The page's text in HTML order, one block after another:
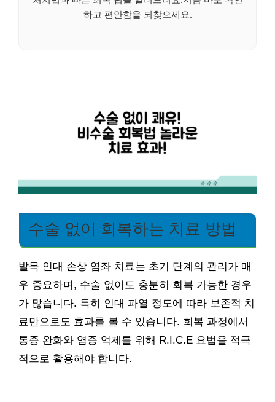
하고 편안함을 되찾으세요.
수술 없이 회복하는 치료 방법
발목 인대 손상 염좌 치료는 초기 단계의 관리가 매
우 중요하며, 수술 없이도 충분히 회복 가능한 경우
가 많습니다. 특히 인대 파열 정도에 따라 보존적 치
료만으로도 효과를 볼 수 있습니다. 회복 과정에서
통증 완화와 염증 억제를 위해 R.I.C.E 요법을 적극
적으로 활용해야 합니다.